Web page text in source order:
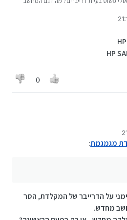
0
מגמגמת:
על הדרייבר של המקלדת, הסר
מחדש.